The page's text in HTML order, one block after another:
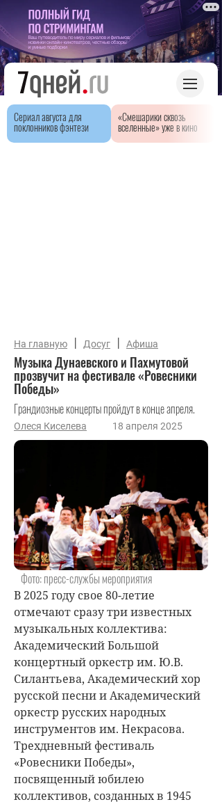
Сериал августа для
поклонников фэнтези
«Смешарики сквозь
вселенные» уже в кино
На главную | Досуг | Афиша
Музыка Дунаевского и Пахмутовой
прозвучит на фестивале «Ровесники
Победы»
Грандиозные концерты пройдут в конце апреля.
Олеся Киселева 18 апреля 2025
Фото: пресс-службы мероприятия
В 2025 году свое 80-летие
отмечают сразу три известных
музыкальных коллектива:
Академический Большой
концертный оркестр им. Ю.В.
Силантьева, Академический хор
русской песни и Академический
оркестр русских народных
инструментов им. Некрасова.
Трехдневный фестиваль
«Ровесники Победы»,
посвященный юбилею
коллективов, созданных в 1945